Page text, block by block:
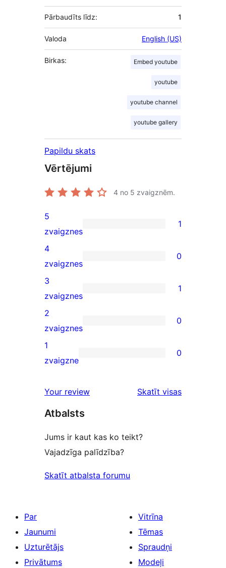
Pārbaudīts līdz: 1
Valoda English (US)
Birkas: Embed youtube
youtube
youtube channel
youtube gallery
Papildu skats
Vērtējumi
4 no 5 zvaigznēm.
1
5-
star
review
5
zvaigznes
1
0
4-
star
reviews
4
zvaigznes
0
1
3-
star
review
3
zvaigznes
1
0
2-
star
2
zvaigznes
0
0
star
1
zvaigzne
0
Your review
Skatīt visas
Atbalsts
Jums ir kaut kas ko teikt?
Vajadzīga palīdzība?
Skatīt atbalsta forumu
Par
Jaunumi
Uzturētājs
Privātums
Vitrīna
Tēmas
Spraudņi
Modeļi